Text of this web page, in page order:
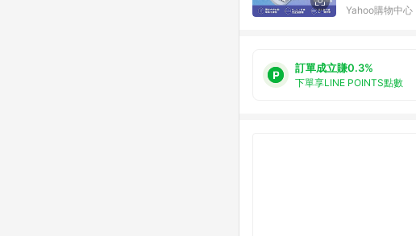
Yahoo購物中心
訂單成立賺0.3%
下單享LINE POINTS點數